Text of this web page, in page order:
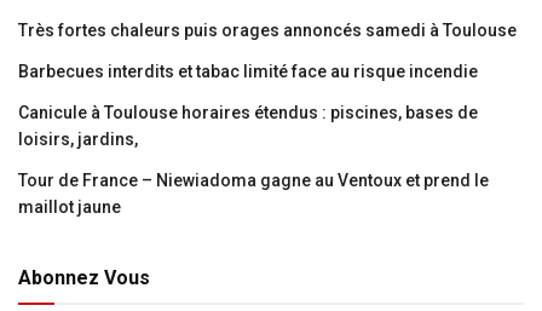
Très fortes chaleurs puis orages annoncés samedi à Toulouse
Barbecues interdits et tabac limité face au risque incendie
Canicule à Toulouse horaires étendus : piscines, bases de
loisirs, jardins,
Tour de France – Niewiadoma gagne au Ventoux et prend le
maillot jaune
Abonnez Vous